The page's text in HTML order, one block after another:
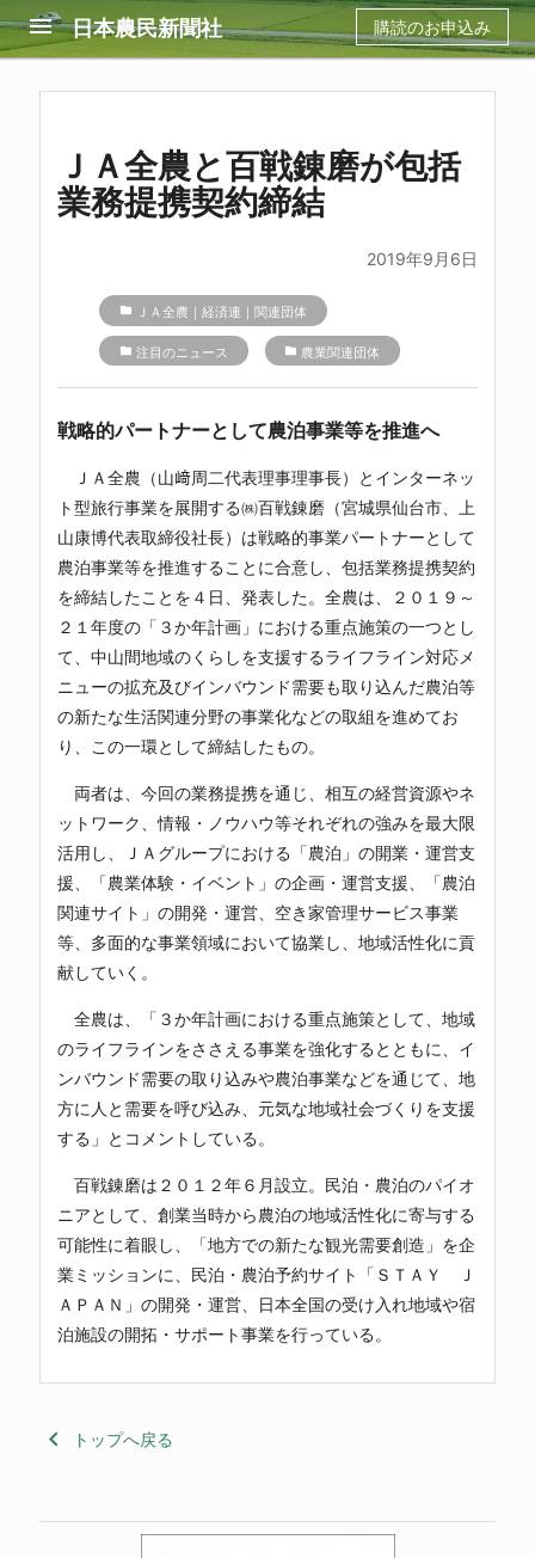
menu 日本農民新聞社 購読のお申込み
ＪＡ全農と百戦錬磨が包括
業務提携契約締結
2019年9月6日
folder ＪＡ全農｜経済連｜関連団体
folder 注目のニュース folder 農業関連団体
戦略的パートナーとして農泊事業等を推進へ
ＪＡ全農（山﨑周二代表理事理事長）とインターネッ
ト型旅行事業を展開する㈱百戦錬磨（宮城県仙台市、上
山康博代表取締役社長）は戦略的事業パートナーとして
農泊事業等を推進することに合意し、包括業務提携契約
を締結したことを４日、発表した。全農は、２０１９～
２１年度の「３か年計画」における重点施策の一つとし
て、中山間地域のくらしを支援するライフライン対応メ
ニューの拡充及びインバウンド需要も取り込んだ農泊等
の新たな生活関連分野の事業化などの取組を進めてお
り、この一環として締結したもの。
両者は、今回の業務提携を通じ、相互の経営資源やネ
ットワーク、情報・ノウハウ等それぞれの強みを最大限
活用し、ＪＡグループにおける「農泊」の開業・運営支
援、「農業体験・イベント」の企画・運営支援、「農泊
関連サイト」の開発・運営、空き家管理サービス事業
等、多面的な事業領域において協業し、地域活性化に貢
献していく。
全農は、「３か年計画における重点施策として、地域
のライフラインをささえる事業を強化するとともに、イ
ンバウンド需要の取り込みや農泊事業などを通じて、地
方に人と需要を呼び込み、元気な地域社会づくりを支援
する」とコメントしている。
百戦錬磨は２０１２年６月設立。民泊・農泊のパイオ
ニアとして、創業当時から農泊の地域活性化に寄与する
可能性に着眼し、「地方での新たな観光需要創造」を企
業ミッションに、民泊・農泊予約サイト「ＳＴＡＹ Ｊ
ＡＰＡＮ」の開発・運営、日本全国の受け入れ地域や宿
泊施設の開拓・サポート事業を行っている。
keyboard_arrow_left トップへ戻る